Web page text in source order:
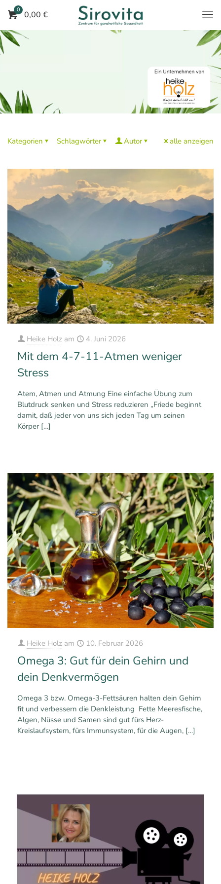
0 0,00 €
Kategorien Schlagwörter Autor alle anzeigen
Heike Holz am 4. Juni 2026
Mit dem 4-7-11-Atmen weniger
Stress
Atem, Atmen und Atmung Eine einfache Übung zum
Blutdruck senken und Stress reduzieren „Friede beginnt
damit, daß jeder von uns sich jeden Tag um seinen
Körper […]
Heike Holz am 10. Februar 2026
Omega 3: Gut für dein Gehirn und
dein Denkvermögen
Omega 3 bzw. Omega-3-Fettsäuren halten dein Gehirn
fit und verbessern die Denkleistung Fette Meeresfische,
Algen, Nüsse und Samen sind gut fürs Herz-
Kreislaufsystem, fürs Immunsystem, für die Augen, […]